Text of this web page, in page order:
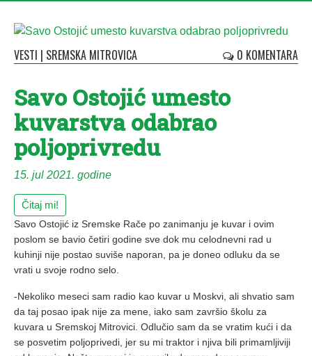
VESTI | SREMSKA MITROVICA 0 KOMENTARA
Savo Ostojić umesto
kuvarstva odabrao
poljoprivredu
15. jul 2021. godine
Čitaj mi!
Savo Ostojić iz Sremske Rače po zanimanju je kuvar i ovim
poslom se bavio četiri godine sve dok mu celodnevni rad u
kuhinji nije postao suviše naporan, pa je doneo odluku da se
vrati u svoje rodno selo.
-Nekoliko meseci sam radio kao kuvar u Moskvi, ali shvatio sam
da taj posao ipak nije za mene, iako sam završio školu za
kuvara u Sremskoj Mitrovici. Odlučio sam da se vratim kući i da
se posvetim poljoprivedi, jer su mi traktor i njiva bili primamljiviji